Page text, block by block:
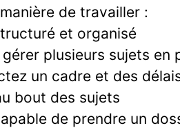
de travailler :
et organisé
plusieurs sujets en
un cadre et des
bout des sujets
de prendre un